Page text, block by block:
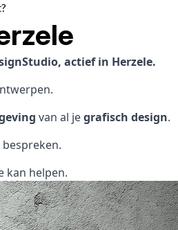
actief in Herzele.
van al jegrafisch design.
kan helpen.